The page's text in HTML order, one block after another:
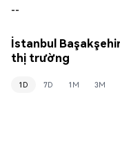
--
İstanbul
thị trường
1D 7D 1M 3M